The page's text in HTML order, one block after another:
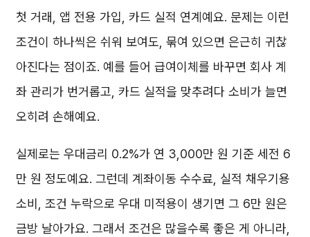
첫 거래, 앱 전용 가입, 카드 실적 연계예요. 문제는 이런
조건이 하나씩은 쉬워 보여도, 묶여 있으면 은근히 귀찮
아진다는 점이죠. 예를 들어 급여이체를 바꾸면 회사 계
좌 관리가 번거롭고, 카드 실적을 맞추려다 소비가 늘면
오히려 손해예요.
실제로는 우대금리 0.2%가 연 3,000만 원 기준 세전 6
만 원 정도예요. 그런데 계좌이동 수수료, 실적 채우기용
소비, 조건 누락으로 우대 미적용이 생기면 그 6만 원은
금방 날아가요. 그래서 조건은 많을수록 좋은 게 아니라,